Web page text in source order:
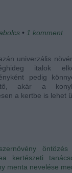
• 1 komment
univerzális
italok
pedig
akár a
a kertbe is lehet
öntözés
kertészeti
menta nevelése